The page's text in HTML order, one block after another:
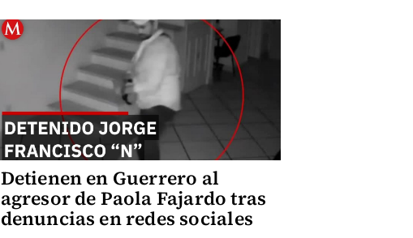
Detienen en Guerrero al
agresor de Paola Fajardo tras
denuncias en redes sociales